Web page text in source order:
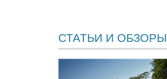
СТАТЬИ И ОБЗОРЫ